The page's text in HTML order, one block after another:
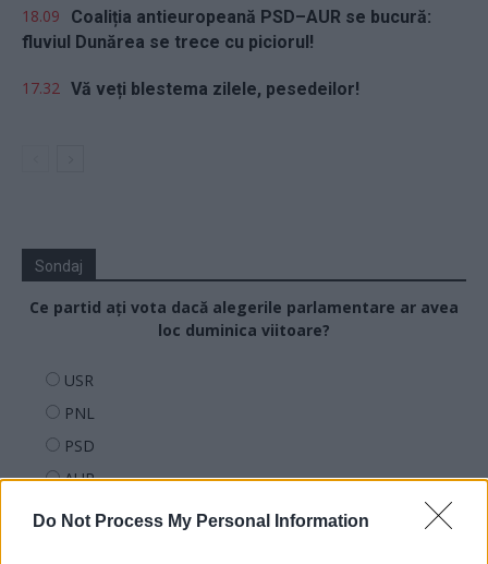
Do Not Process My Personal Information
18.09
Coaliția antieuropeană PSD–AUR se bucură:
fluviul Dunărea se trece cu piciorul!
17.32 Vă veți blestema zilele, pesedeilor!
Sondaj
Ce partid ați vota dacă alegerile parlamentare ar avea
loc duminica viitoare?
USR
PNL
PSD
AUR
UDMR